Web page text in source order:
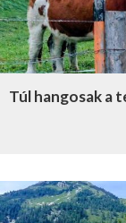
Túl hangosak a